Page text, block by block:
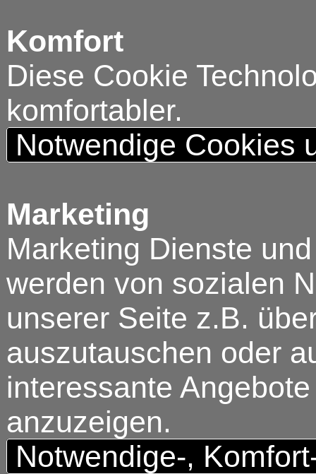
Komfort
Diese Cookie
komfortabler.
Notwendige Cookies
Marketing
Marketing Dienste
werden von sozialen
unserer Seite z.B.
auszutauschen oder
interessante
anzuzeigen.
Notwendige-,